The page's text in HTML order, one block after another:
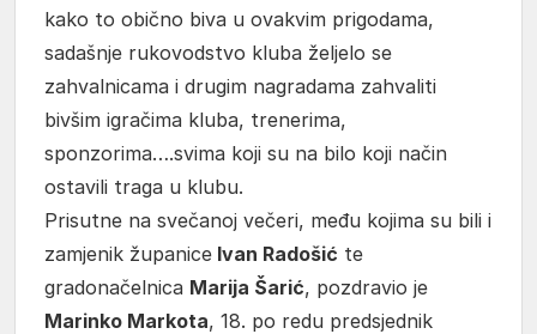
kako to obično biva u ovakvim prigodama,
sadašnje rukovodstvo kluba željelo se
zahvalnicama i drugim nagradama zahvaliti
bivšim igračima kluba, trenerima,
sponzorima….svima koji su na bilo koji način
ostavili traga u klubu.
Prisutne na svečanoj večeri, među kojima su bili i
zamjenik županice Ivan Radošić te
gradonačelnica Marija Šarić, pozdravio je
Marinko Markota, 18. po redu predsjednik